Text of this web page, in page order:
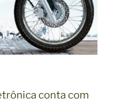
conta com